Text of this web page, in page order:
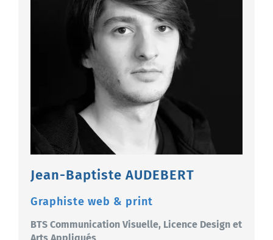
Jean-Baptiste AUDEBERT
Graphiste web & print
BTS Communication Visuelle, Licence Design et